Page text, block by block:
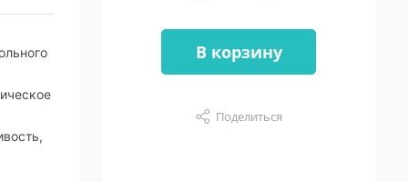
В корзину
Поделиться